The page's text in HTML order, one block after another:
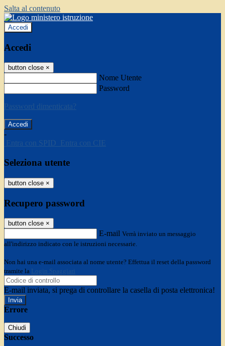
Salta al contenuto
Accedi
Accedi
button close ×
Nome Utente
Password
Password dimenticata?
-
Entra con SPID
Entra con CIE
Seleziona utente
button close ×
Recupero password
button close ×
E-mail Verrà inviato un messaggio
all'indirizzo indicato con le istruzioni necessarie.
Non hai una e-mail associata al nome utente? Effettua il reset della password
tramite la Login Spaggiari
E-mail inviata, si prega di controllare la casella di posta elettronica!
Errore
Chiudi
Successo